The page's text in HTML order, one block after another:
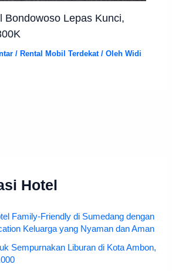
Bondowoso Lepas Kunci,
/Rental Mobil Terdekat/ OlehWidi
Hotel
Family-Friendly di Sumedang dengan
Keluarga yang Nyaman dan Aman
Sempurnakan Liburan di Kota Ambon,